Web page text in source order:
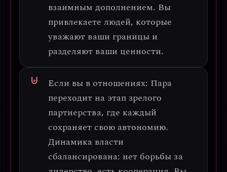
взаимным дополнением. Вы
привлекаете людей, которые
уважают ваши границы и
разделяют ваши ценности.
Если вы в отношениях: Пара
переходит на этап зрелого
партнерства, где каждый
сохраняет свою автономию.
Динамика власти
сбалансирована: нет борьбы за